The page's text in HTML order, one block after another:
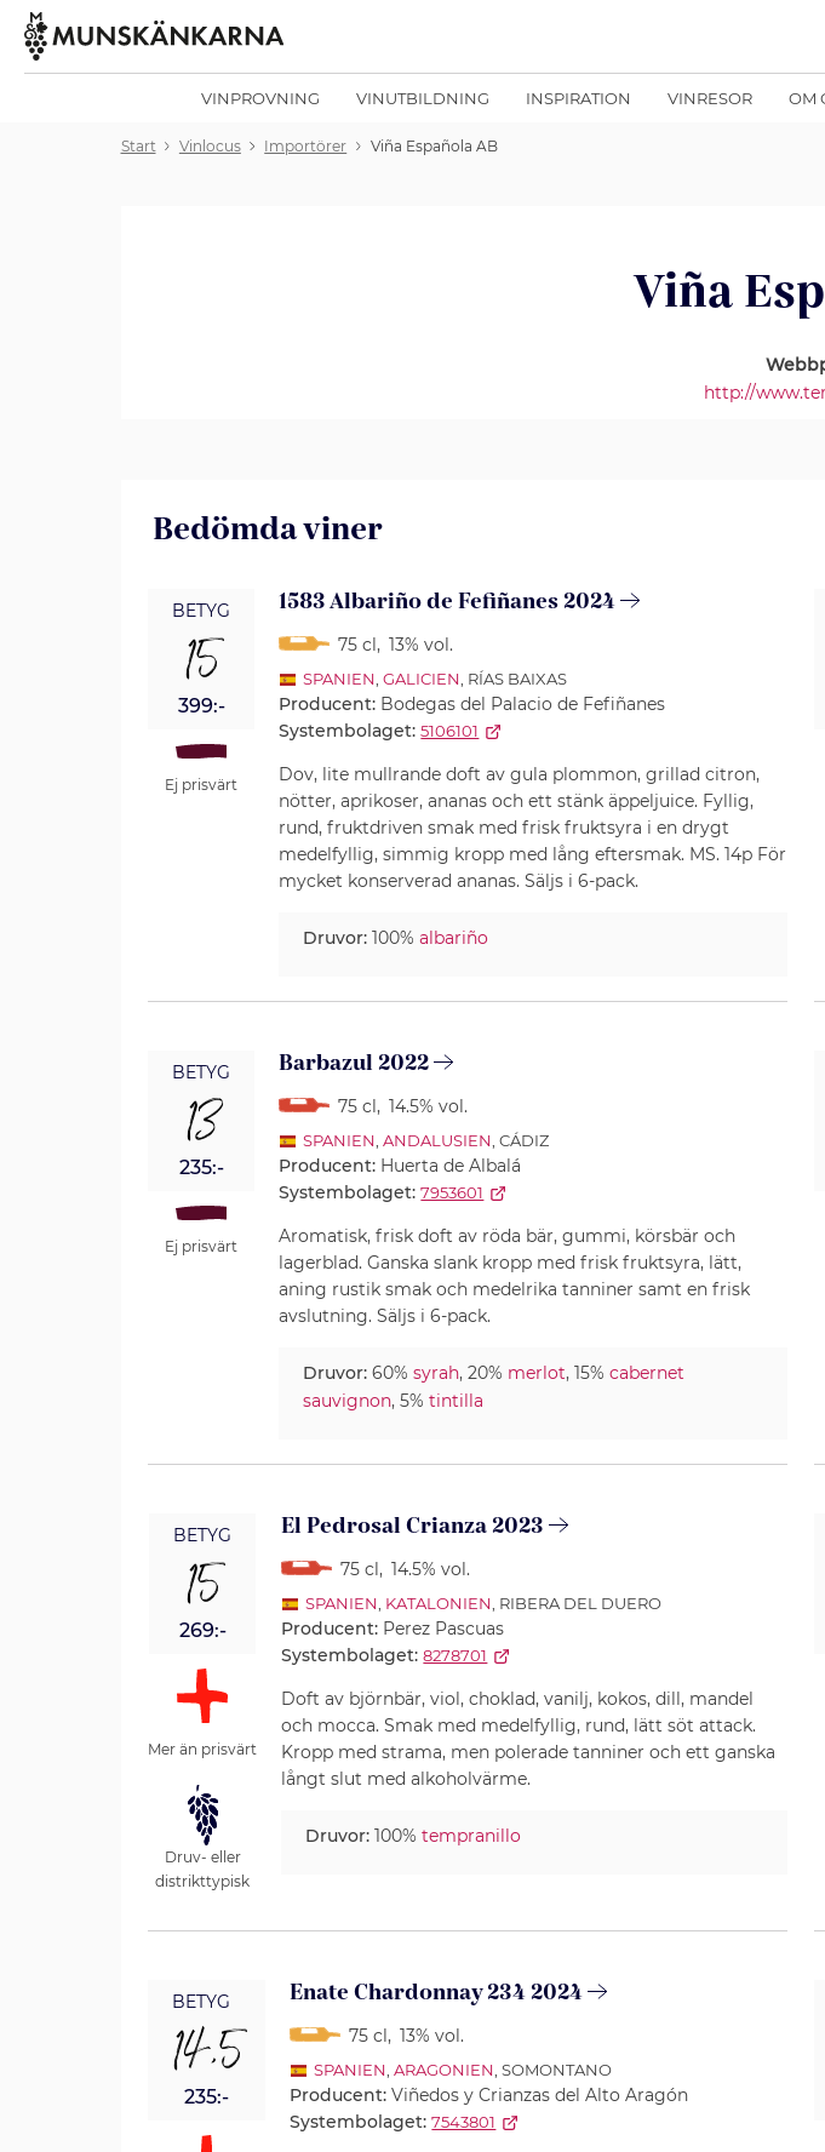
VINPROVNING VINUTBILDNING INSPIRATION VINRESOR OM
Start Vinlocus Importörer Viña Española AB
Viña
http://
Bedömda viner
BETYG
15
399:-
Ej prisvärt
1583 Albariño de Fefiñanes 2024
75 cl, 13% vol.
SPANIEN ,GALICIEN , RÍAS BAIXAS
Producent: Bodegas del Palacio de Fefiñanes
Systembolaget: 5106101
Dov, lite mullrande doft av gula plommon, grillad citron,
nötter, aprikoser, ananas och ett stänk äppeljuice. Fyllig,
rund, fruktdriven smak med frisk fruktsyra i en drygt
medelfyllig, simmig kropp med lång eftersmak. MS. 14p För
mycket konserverad ananas. Säljs i 6-pack.
Druvor: 100%albariño
BETYG
13
235:-
Ej prisvärt
Barbazul 2022
75 cl, 14.5% vol.
SPANIEN ,ANDALUSIEN , CÁDIZ
Producent: Huerta de Albalá
Systembolaget: 7953601
Aromatisk, frisk doft av röda bär, gummi, körsbär och
lagerblad. Ganska slank kropp med frisk fruktsyra, lätt,
aning rustik smak och medelrika tanniner samt en frisk
avslutning. Säljs i 6-pack.
Druvor: 60%syrah, 20% merlot, 15%cabernet
sauvignon, 5%tintilla
BETYG
15
269:-
Mer än prisvärt
Druv- eller
distrikttypisk
El Pedrosal Crianza 2023
75 cl, 14.5% vol.
SPANIEN KATALONIEN , RIBERA DEL DUERO
Producent: Perez Pascuas
Systembolaget: 8278701
Doft av björnbär, viol, choklad, vanilj, kokos, dill, mandel
och mocca. Smak med medelfyllig, rund, lätt söt attack.
Kropp med strama, men polerade tanniner och ett ganska
långt slut med alkoholvärme.
Druvor: 100%tempranillo
BETYG
14,5
235:-
Enate Chardonnay 234 2024
75 cl, 13% vol.
SPANIEN ,ARAGONIEN , SOMONTANO
Producent:Viñedos y Crianzas del Alto Aragón
Systembolaget: 7543801